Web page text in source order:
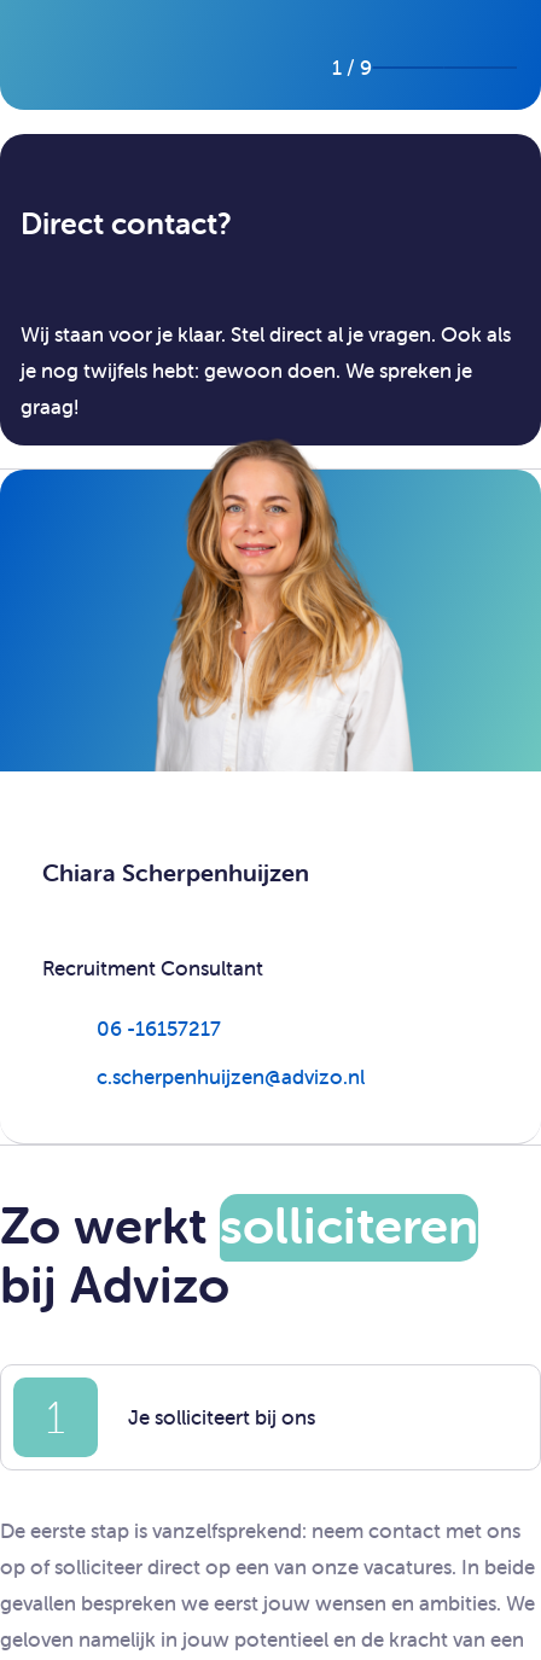
1 / 9
Direct contact?
Wij staan voor je klaar. Stel direct al je vragen. Ook als
je nog twijfels hebt: gewoon doen. We spreken je
graag!
Chiara Scherpenhuijzen
Recruitment Consultant
06 -16157217
c.scherpenhuijzen@advizo.nl
Zo werkt solliciteren
bij Advizo
1 Je solliciteert bij ons
De eerste stap is vanzelfsprekend: neem contact met ons
op of solliciteer direct op een van onze vacatures. In beide
gevallen bespreken we eerst jouw wensen en ambities. We
geloven namelijk in jouw potentieel en de kracht van een